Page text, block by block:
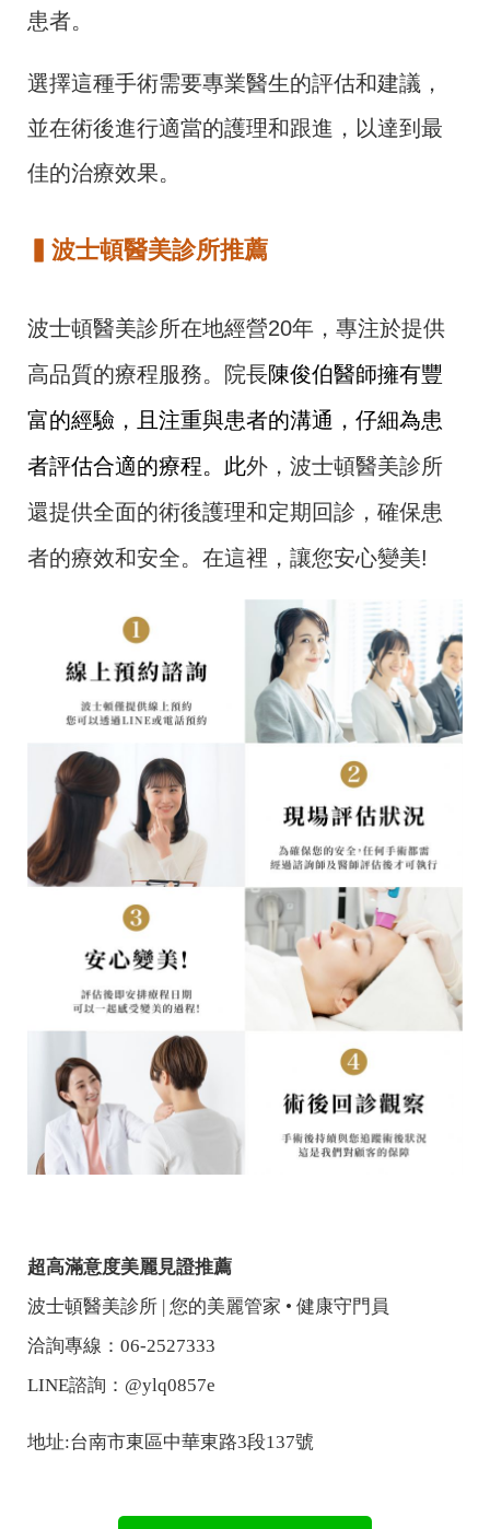
患者。
選擇這種手術需要專業醫生的評估和建議，
並在術後進行適當的護理和跟進，以達到最
佳的治療效果。
波士頓醫美診所推薦
波士頓醫美診所在地經營20年，專注於提供
高品質的療程服務。院長陳俊伯醫師擁有豐
富的經驗，且注重與患者的溝通，仔細為患
者評估合適的療程。此外，波士頓醫美診所
還提供全面的術後護理和定期回診，確保患
者的療效和安全。在這裡，讓您安心變美!
超高滿意度美麗見證推薦
波士頓醫美診所 | 您的美麗管家 • 健康守門員
洽詢專線：06-2527333
LINE諮詢：@ylq0857e
地址:台南市東區中華東路3段137號